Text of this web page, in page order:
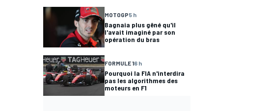
MOTOGP5 h
Bagnaia plus gêné qu'il
l'avait imaginé par son
opération du bras
FORMULE 16 h
Pourquoi la FIA n'interdira
pas les algorithmes des
moteurs en F1